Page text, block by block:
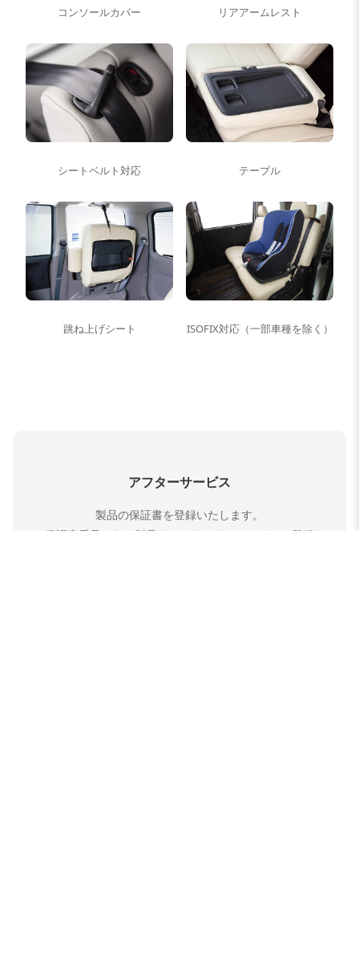
コンソールカバー リアアームレスト
シートベルト対応 テーブル
跳ね上げシート ISOFIX対応（一部車種を除く）
アフターサービス
製品の保証書を登録いたします。
保証書番号のある製品をこちらからオンラインで登録